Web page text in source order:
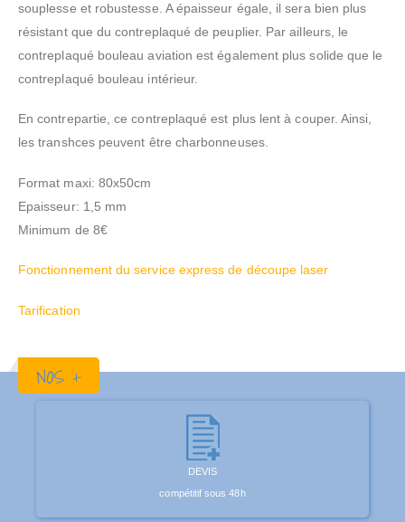
souplesse et robustesse. A épaisseur égale, il sera bien plus
résistant que du contreplaqué de peuplier. Par ailleurs, le
contreplaqué bouleau aviation est également plus solide que le
contreplaqué bouleau intérieur.
En contrepartie, ce contreplaqué est plus lent à couper. Ainsi,
les transhces peuvent être charbonneuses.
Format maxi: 80x50cm
Epaisseur: 1,5 mm
Minimum de 8€
Fonctionnement du service express de découpe laser
Tarification
NOS +
DEVIS
compétitif sous 48h